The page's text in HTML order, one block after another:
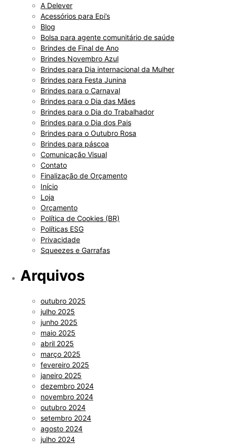
A Delever
Acessórios para Epi’s
Blog
Bolsa para agente comunitário de saúde
Brindes de Final de Ano
Brindes Novembro Azul
Brindes para Dia internacional da Mulher
Brindes para Festa Junina
Brindes para o Carnaval
Brindes para o Dia das Mães
Brindes para o Dia do Trabalhador
Brindes para o Dia dos Pais
Brindes para o Outubro Rosa
Brindes para páscoa
Comunicação Visual
Contato
Finalização de Orçamento
Início
Loja
Orçamento
Política de Cookies (BR)
Políticas ESG
Privacidade
Squeezes e Garrafas
Arquivos
outubro 2025
julho 2025
junho 2025
maio 2025
abril 2025
março 2025
fevereiro 2025
janeiro 2025
dezembro 2024
novembro 2024
outubro 2024
setembro 2024
agosto 2024
julho 2024